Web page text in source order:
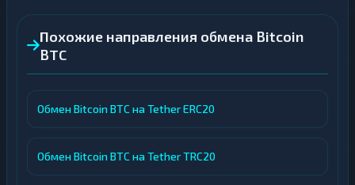
Похожие направления обмена Bitcoin
BTC
Обмен Bitcoin BTC на Tether ERC20
Обмен Bitcoin BTC на Tether TRC20